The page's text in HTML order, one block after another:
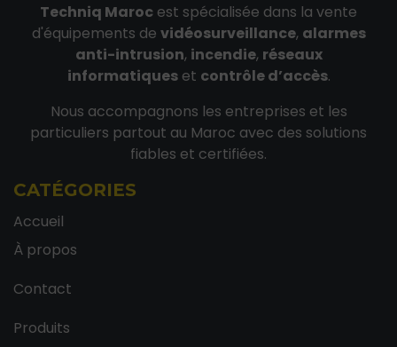
Techniq Maroc est spécialisée dans la vente
d'équipements de vidéosurveillance, alarmes
anti-intrusion, incendie, réseaux
informatiqueset contrôle d’accès.
Nous accompagnons les entreprises et les
particuliers partout au Maroc avec des solutions
fiables et certifiées.
CATÉGORIES
Accueil
À propos
Contact
Produits